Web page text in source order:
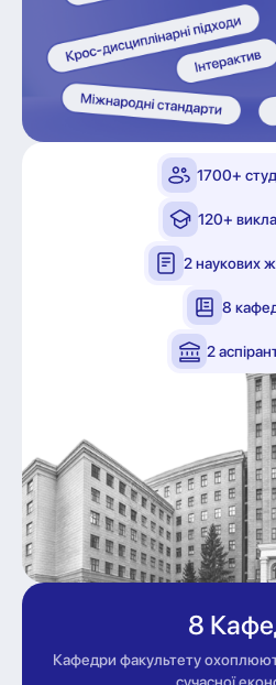
1700+
120+
2 наукових
8
2
8
Кафедри факультету
сучасної